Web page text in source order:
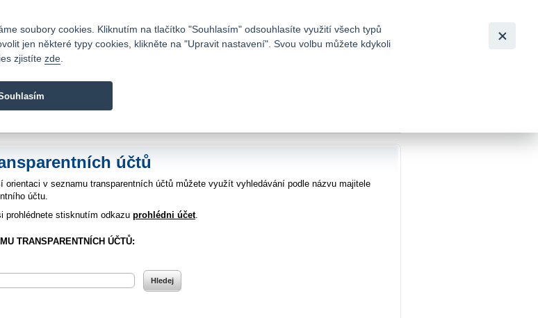
banka je moderní česká banka. Poskytuje účty bez poplatků a
účtů
orientaci v seznamu transparentních účtů můžete využít vyhledávání podle názvu majitele
účtu.
prohlédnete stisknutím odkazu prohlédni účet.
TRANSPARENTNÍCH ÚČTŮ:
soubory cookies. Kliknutím na tlačítko "Souhlasím" odsouhlasíte využití všech typů
jen některé typy cookies, klikněte na "Upravit nastavení". Svou volbu můžete kdykoli
zjistíte zde